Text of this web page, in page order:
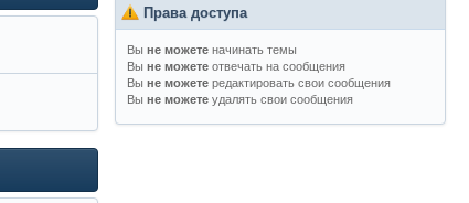
Права доступа
Вы не можете начинать темы
Вы не можете отвечать на сообщения
Вы не можете редактировать свои сообщения
Вы не можете удалять свои сообщения